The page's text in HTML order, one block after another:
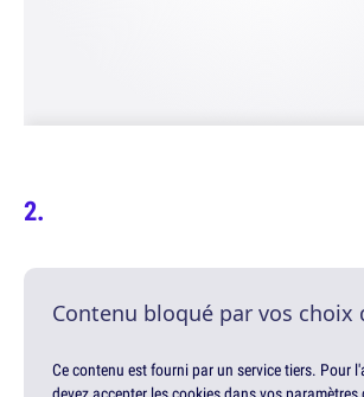
Contenu bloqué par vos choix
Ce contenu est fourni par un service tiers. Pour